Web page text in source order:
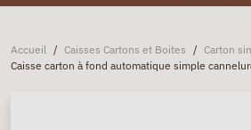
Accueil / Caisses Cartons et Boites / Carton
Caisse carton à fond automatique simple